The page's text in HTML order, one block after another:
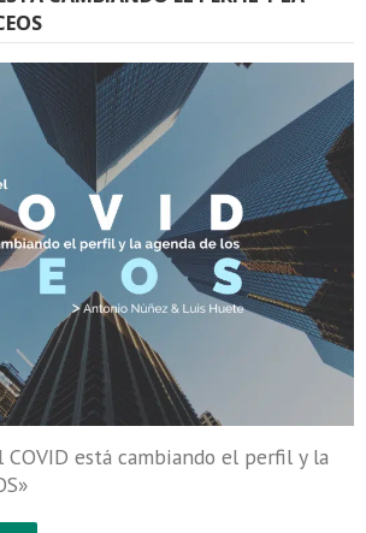
COVID está cambiando el perfil y la